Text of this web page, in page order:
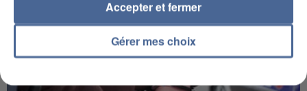
Gérer mes choix
Accepter et fermer